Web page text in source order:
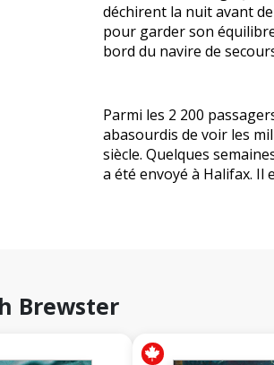
déchirent la nuit avant
pour garder son
bord du navire de
Parmi les 2 200
abasourdis de voir les
siècle. Quelques
a été envoyé à Halifax.
Brewster